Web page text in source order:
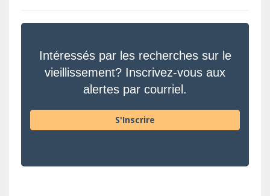
Intéressés par les recherches sur le
vieillissement? Inscrivez-vous aux
alertes par courriel.
S'Inscrire